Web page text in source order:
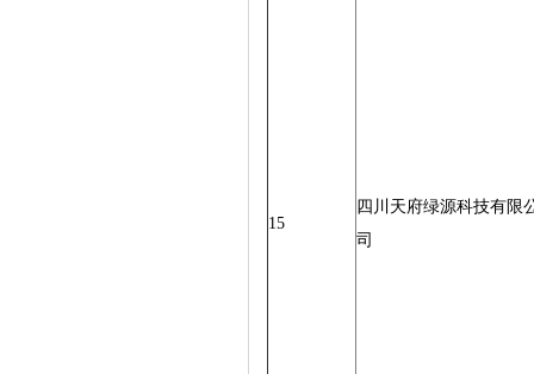
15
四川天府绿源科技有限
司